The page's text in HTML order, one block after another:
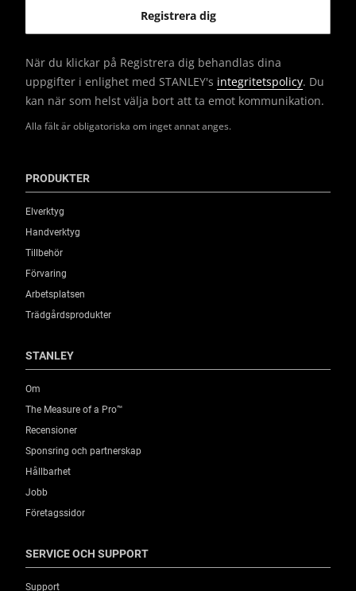
Alla fält är obligatoriska om inget annat anges.
När du klickar på Registrera dig behandlas dina
uppgifter i enlighet med STANLEY's integritetspolicy. Du
kan när som helst välja bort att ta emot kommunikation.
PRODUKTER
Elverktyg
Handverktyg
Tillbehör
Förvaring
Arbetsplatsen
Trädgårdsprodukter
STANLEY
Om
The Measure of a Pro™
Recensioner
Sponsring och partnerskap
Hållbarhet
Jobb
Företagssidor
SERVICE OCH SUPPORT
Support